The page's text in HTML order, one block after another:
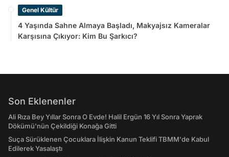
Genel Kültür
4 Yaşında Sahne Almaya Başladı, Makyajsız Kameralar
Karşısına Çıkıyor: Kim Bu Şarkıcı?
Son Eklenenler
Ali Rıza Bey Yıllar Sonra O Evde! Halil Ergün 16 Yıl Sonra Yaprak
Dökümü'nün Çekildiği Konağa Gitti
Suça Sürüklenen Çocuklara İlişkin Kanun Teklifi TBMM'de Kabul
Edilerek Yasalaştı